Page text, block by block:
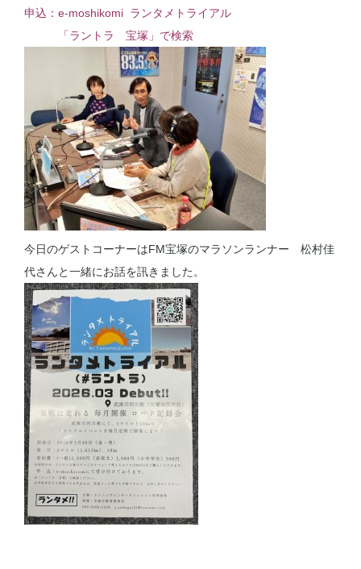
申込：e-moshikomi ランタメトライアル
「ラントラ 宝塚」で検索
今日のゲストコーナーはFM宝塚のマラソンランナー 松村佳
代さんと一緒にお話を訊きました。